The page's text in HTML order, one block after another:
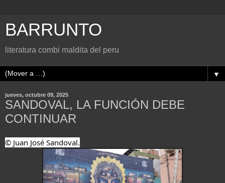
BARRUNTO
literatura combi maldita del peru
▼
jueves, octubre 09, 2025
SANDOVAL, LA FUNCIÓN DEBE
CONTINUAR
© Juan José Sandoval.